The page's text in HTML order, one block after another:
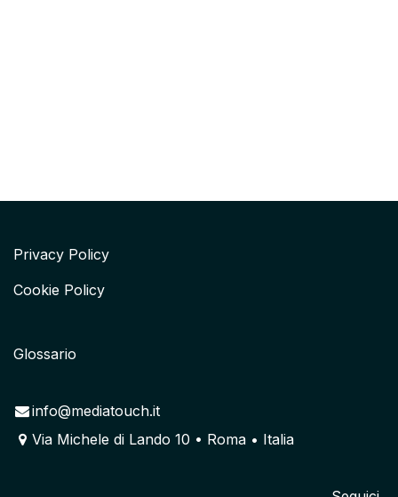
Privacy Policy
Cookie Policy
Glossario
info@mediatouch.it
Via Michele di Lando 10 • Roma • Italia